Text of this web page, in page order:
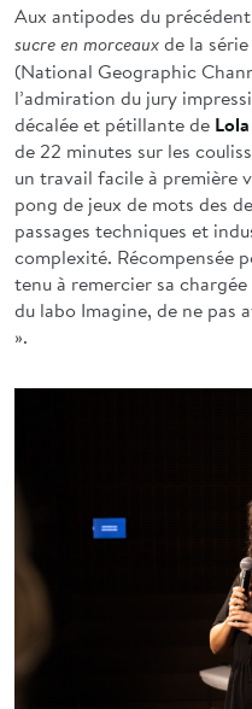
Aux antipodes du
sucre en morceauxde la
(National Geographic
l’admiration du jury
décalée et pétillante de
de 22 minutes sur les
un travail facile à première
pong de jeux de mots des
passages techniques et
complexité. Récompensée
tenu à remercier sa
du labo Imagine, de ne pas
».